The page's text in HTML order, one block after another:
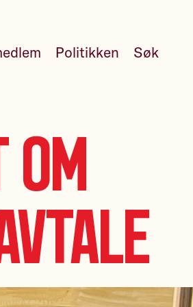
Politikken Søk